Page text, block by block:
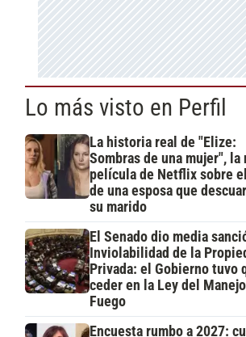
Lo más visto en Perfil
La historia real de "Elize:
Sombras de una mujer", la
película de Netflix sobre
de una esposa que
su marido
El Senado dio media
Inviolabilidad de la
Privada: el Gobierno tuvo
ceder en la Ley del Manejo
Fuego
Encuesta rumbo a 2027: